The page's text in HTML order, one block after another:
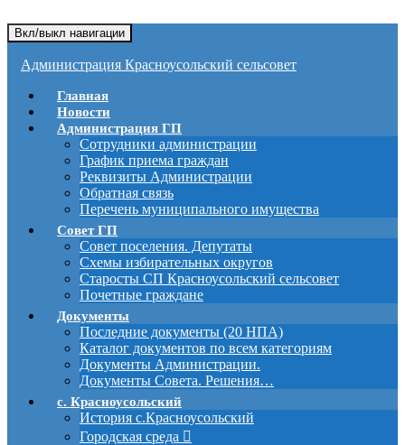
Вкл/выкл навигации
Администрация Красноусольский сельсовет
Главная
Новости
Администрация ГП
Сотрудники администрации
График приема граждан
Реквизиты Администрации
Обратная связь
Перечень муниципального имущества
Совет ГП
Совет поселения. Депутаты
Схемы избирательных округов
Старосты СП Красноусольский сельсовет
Почетные граждане
Документы
Последние документы (20 НПА)
Каталог документов по всем категориям
Документы Администрации.
Документы Совета. Решения…
с. Красноусольский
История с.Красноусольский
Городская среда